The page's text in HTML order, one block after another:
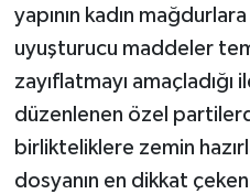
yapının kadın
uyuşturucu maddeler
zayıflatmayı amaçladığı
düzenlenen özel
birlikteliklere zemin
dosyanın en dikkat çeken
TARİHTE BUGÜN
Trend
TÜRKİYE